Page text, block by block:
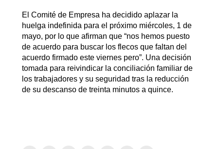
El Comité de Empresa ha decidido aplazar la
huelga indefinida para el próximo miércoles, 1 de
mayo, por lo que afirman que “nos hemos puesto
de acuerdo para buscar los flecos que faltan del
acuerdo firmado este viernes pero”. Una decisión
tomada para reivindicar la conciliación familiar de
los trabajadores y su seguridad tras la reducción
de su descanso de treinta minutos a quince.